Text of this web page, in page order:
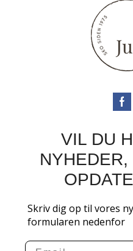
VIL DU
Skriv dig op til vores
formularen nedenfor
Email